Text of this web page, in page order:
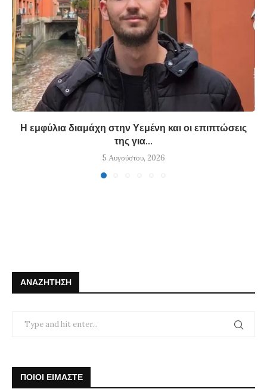
Η εμφύλια διαμάχη στην Υεμένη και οι επιπτώσεις
της για...
5 Αυγούστου, 2026
ΑΝΑΖΉΤΗΣΗ
ΠΟΙΟΙ ΕΙΜΑΣΤΕ